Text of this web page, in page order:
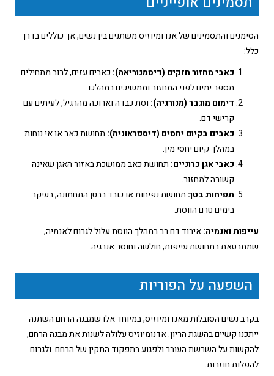
הסימנים והתסמינים של אנדומיוזיס משתנים בין נשים, אך כוללים בדרך
כלל:
כאבי מחזור חזקים (דיסמנוריאה): כאבים עזים, לרוב מתחילים
מספר ימים לפני המחזור וממשיכים במהלכו.
דימום מוגבר (מנורגיה): וסת כבדה וארוכה מהרגיל, לעיתים עם
קרישי דם.
כאבים בקיום יחסים (דיספראוניה): תחושת כאב או אי נוחות
במהלך קיום יחסי מין.
כאבי אגן כרוניים: תחושת כאב ממושכת באזור האגן שאינה
קשורה למחזור.
תפיחות בטן: תחושת נפיחות או כובד בבטן התחתונה, בעיקר
בימים טרם הווסת.
עייפות ואנמיה:איבוד דם רב במהלך הווסת עלול לגרום לאנמיה,
שמתבטאת בתחושת עייפות, חולשה וחוסר אנרגיה.
השפעה על הפוריות
בקרב נשים הסובלות מאנדומיוזיס, במיוחד אלו שמבנה הרחם השתנה
ייתכנו קשיים בהשגת הריון. אדנומיוזיס עלולה לשנות את מבנה הרחם,
להקשות על השרשת העובר ולפגוע בתפקוד התקין של הרחם. ולגרום
להפלות חוזרות.